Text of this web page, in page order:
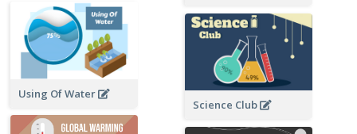
Using Of Water
Science Club